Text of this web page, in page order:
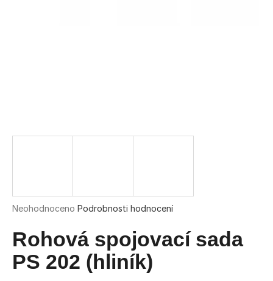
Průměrné
produktu
je
0,0
Neohodnoceno Podrobnosti hodnocení
Rohová spojovací sada
PS 202 (hliník)
D
o
o
r
u